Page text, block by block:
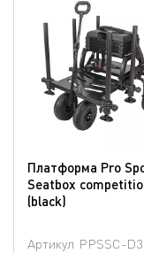
Платформа Pro
Seatbox
(blaсk)
Артикул PPSSC-